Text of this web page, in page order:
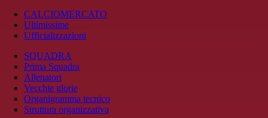
CALCIOMERCATO
Ultimissime
Ufficializzazioni
SQUADRA
Prima Squadra
Allenatori
Vecchie glorie
Organigramma tecnico
Struttura organizzativa